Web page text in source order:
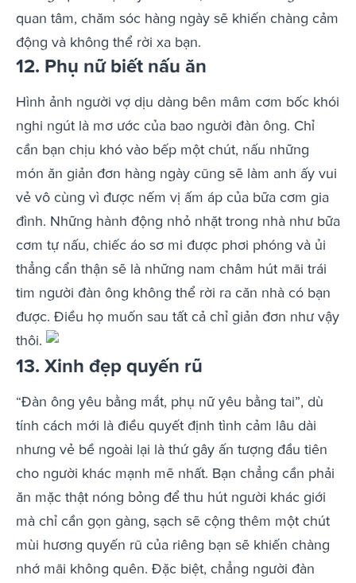
quan tâm, chăm sóc hàng ngày sẽ khiến chàng cảm
động và không thể rời xa bạn.
12. Phụ nữ biết nấu ăn
Hình ảnh người vợ dịu dàng bên mâm cơm bốc khói
nghi ngút là mơ ước của bao người đàn ông. Chỉ
cần bạn chịu khó vào bếp một chút, nấu những
món ăn giản đơn hàng ngày cũng sẽ làm anh ấy vui
vẻ vô cùng vì được nếm vị ấm áp của bữa cơm gia
đình. Những hành động nhỏ nhặt trong nhà như bữa
cơm tự nấu, chiếc áo sơ mi được phơi phóng và ủi
thẳng cẩn thận sẽ là những nam châm hút mãi trái
tim người đàn ông không thể rời ra căn nhà có bạn
được. Điều họ muốn sau tất cả chỉ giản đơn như vậy
thôi.
13. Xinh đẹp quyến rũ
“Đàn ông yêu bằng mắt, phụ nữ yêu bằng tai”, dù
tính cách mới là điều quyết định tình cảm lâu dài
nhưng vẻ bề ngoài lại là thứ gây ấn tượng đầu tiên
cho người khác mạnh mẽ nhất. Bạn chẳng cần phải
ăn mặc thật nóng bỏng để thu hút người khác giới
mà chỉ cần gọn gàng, sạch sẽ cộng thêm một chút
mùi hương quyến rũ của riêng bạn sẽ khiến chàng
nhớ mãi không quên. Đặc biệt, chẳng người đàn